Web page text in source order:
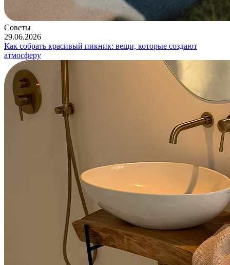
Советы
29.06.2026
Как собрать красивый пикник: вещи, которые создают
атмосферу